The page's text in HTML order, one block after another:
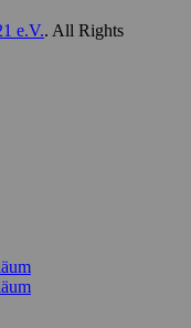
e.V.. All Rights